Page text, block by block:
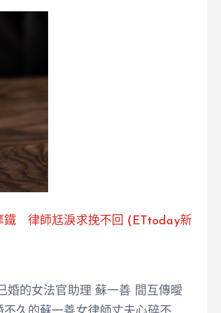
鐵 律師尪淚求挽不回 (ETtoday新
婚的女法官助理 蘇一善 間互傳曖